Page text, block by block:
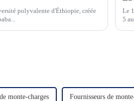
polyvalente d'Éthiopie, créée
Le
5
monte-charges Fournisseurs de